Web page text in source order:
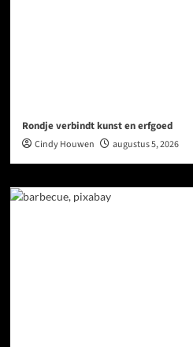
Rondje verbindt kunst en erfgoed
Cindy Houwen augustus 5, 2026